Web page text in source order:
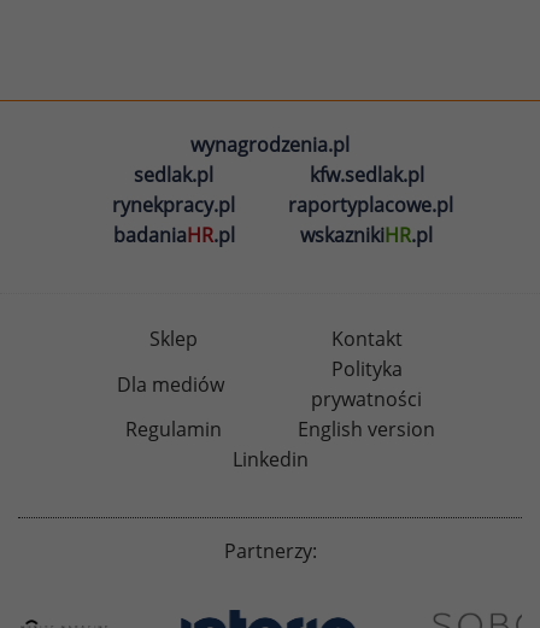
wynagrodzenia.pl
sedlak.pl
kfw.sedlak.pl
rynekpracy.pl
raportyplacowe.pl
badaniaHR.pl wskaznikiHR.pl
Sklep
Kontakt
Dla mediów
Polityka
prywatności
Regulamin
English version
Linkedin
Partnerzy: